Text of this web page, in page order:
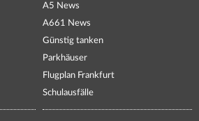
A5 News
A661 News
Günstig tanken
Parkhäuser
Flugplan Frankfurt
Schulausfälle